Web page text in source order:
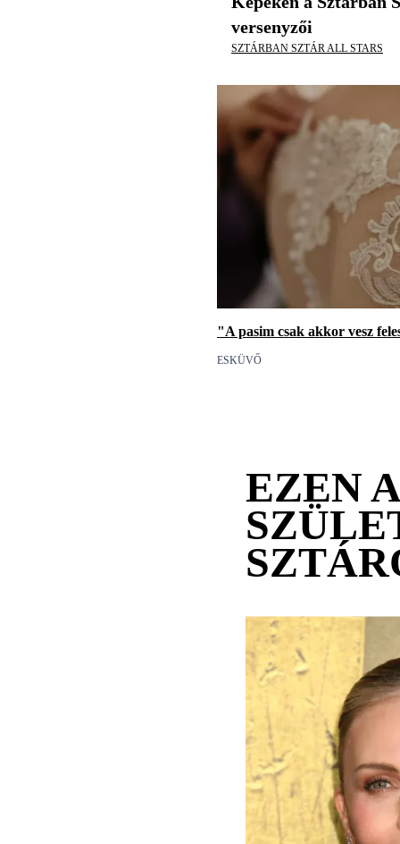
versenyzői
SZTÁRBAN SZTÁR ALL STARS
"A pasim csak akkor vesz
ESKÜVŐ
EZEN